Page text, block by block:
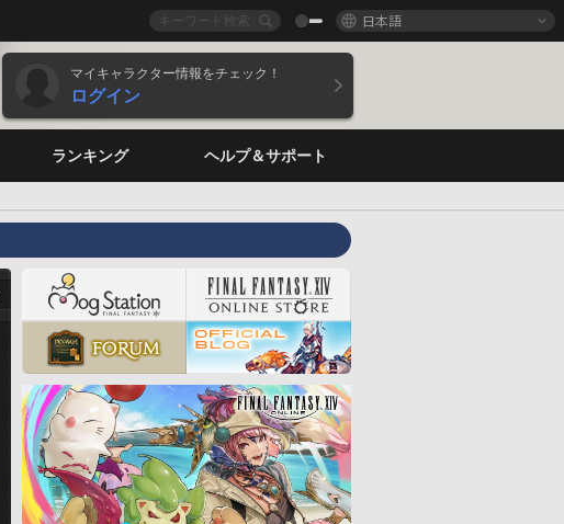
日本語
マイキャラクター情報をチェック！
ログイン
ランキング ヘルプ＆サポート